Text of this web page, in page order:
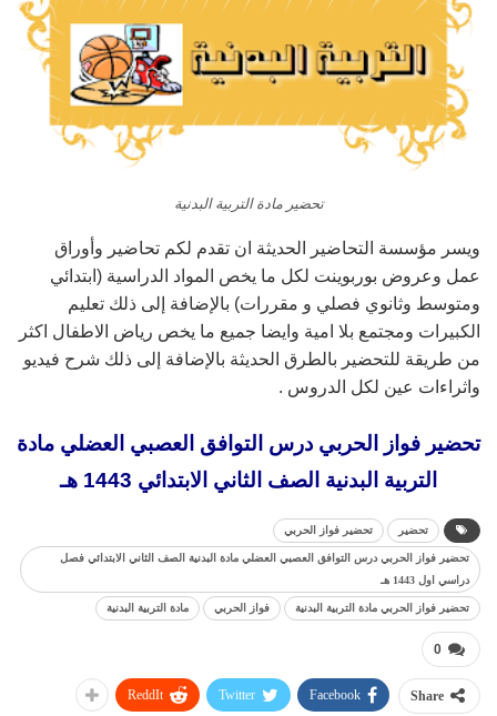
تحضير مادة التربية البدنية
ويسر مؤسسة التحاضير الحديثة ان تقدم لكم تحاضير وأوراق
عمل وعروض بوربوينت لكل ما يخص المواد الدراسية (ابتدائي
ومتوسط وثانوي فصلي و مقررات) بالإضافة إلى ذلك تعليم
الكبيرات ومجتمع بلا امية وايضا جميع ما يخص رياض الاطفال اكثر
من طريقة للتحضير بالطرق الحديثة بالإضافة إلى ذلك شرح فيديو
واثراءات عين لكل الدروس .
تحضير فواز الحربي درس التوافق العصبي العضلي مادة
التربية البدنية الصف الثاني الابتدائي 1443 هـ
تحضير تحضير فواز الحربي
تحضير فواز الحربي درس التوافق العصبي العضلي مادة البدنية الصف الثاني الابتدائي فصل
دراسي اول 1443 هـ
تحضير فواز الحربي مادة التربية البدنية فواز الحربي مادة التربية البدنية
0
Share
Facebook
Twitter
ReddIt